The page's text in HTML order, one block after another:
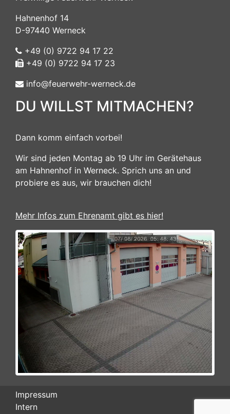
Hahnenhof 14
D-97440 Werneck
+49 (0) 9722 94 17 22
+49 (0) 9722 94 17 23
info@feuerwehr-werneck.de
DU WILLST MITMACHEN?
Dann komm einfach vorbei!
Wir sind jeden Montag ab 19 Uhr im Gerätehaus
am Hahnenhof in Werneck. Sprich uns an und
probiere es aus, wir brauchen dich!
Mehr Infos zum Ehrenamt gibt es hier!
Impressum
Intern